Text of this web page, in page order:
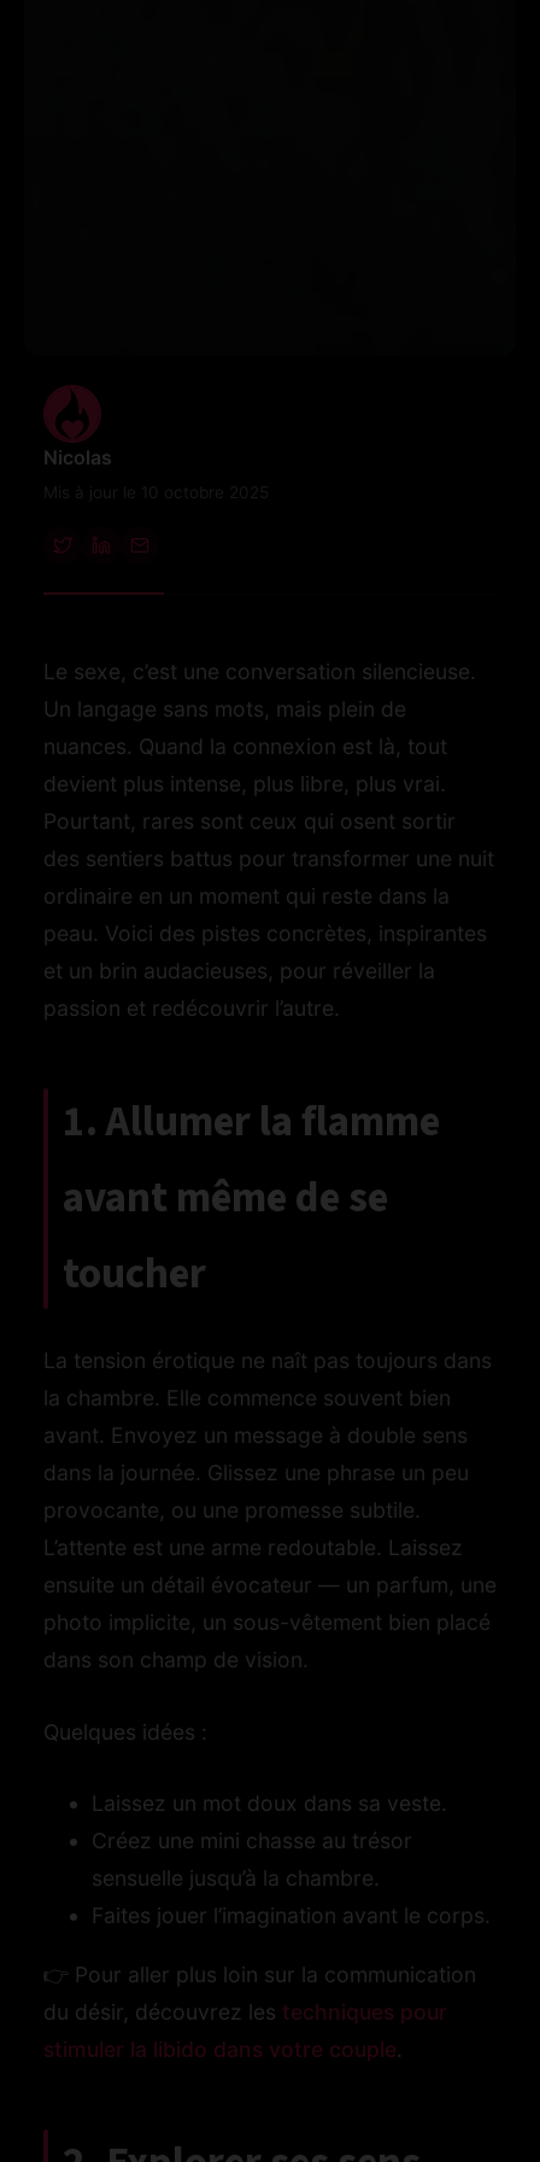
Nicolas
Le sexe, c’est une conversation silencieuse.
Un langage sans mots, mais plein de
nuances. Quand la connexion est là, tout
devient plus intense, plus libre, plus vrai.
Pourtant, rares sont ceux qui osent sortir
des sentiers battus pour transformer une nuit
ordinaire en un moment qui reste dans la
peau. Voici des pistes concrètes, inspirantes
et un brin audacieuses, pour réveiller la
passion et redécouvrir l’autre.
1. Allumer la flamme
avant même de se
toucher
La tension érotique ne naît pas toujours dans
la chambre. Elle commence souvent bien
avant. Envoyez un message à double sens
dans la journée. Glissez une phrase un peu
provocante, ou une promesse subtile.
L’attente est une arme redoutable. Laissez
ensuite un détail évocateur — un parfum, une
photo implicite, un sous-vêtement bien placé
dans son champ de vision.
Quelques idées :
Laissez un mot doux dans sa veste.
Créez une mini chasse au trésor
sensuelle jusqu’à la chambre.
Faites jouer l’imagination avant le corps.
👉 Pour aller plus loin sur la communication
du désir, découvrez les techniques pour
stimuler la libido dans votre couple.